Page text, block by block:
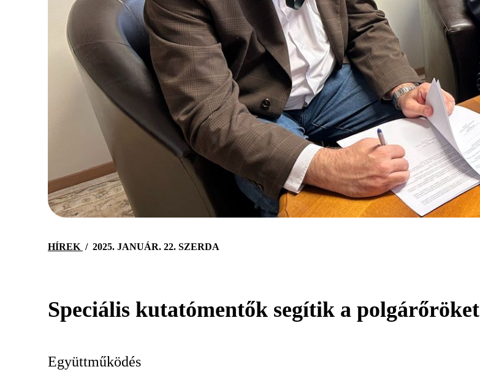
HÍREK / 2025. JANUÁR. 22. SZERDA
Speciális kutatómentők segítik a polgárőröket
Együttműködés